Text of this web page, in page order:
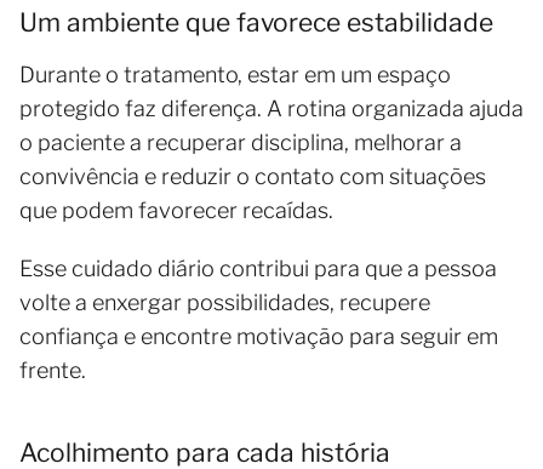
Um ambiente que favorece estabilidade
Durante o tratamento, estar em um espaço
protegido faz diferença. A rotina organizada ajuda
o paciente a recuperar disciplina, melhorar a
convivência e reduzir o contato com situações
que podem favorecer recaídas.
Esse cuidado diário contribui para que a pessoa
volte a enxergar possibilidades, recupere
confiança e encontre motivação para seguir em
frente.
Acolhimento para cada história